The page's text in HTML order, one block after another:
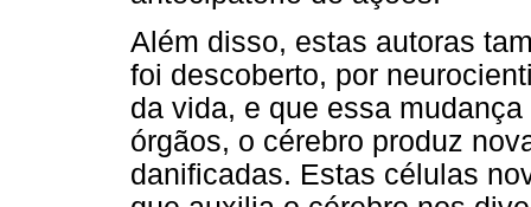
Além disso, estas autoras
foi descoberto, por
da vida, e que essa
órgãos, o cérebro produz
danificadas. Estas células